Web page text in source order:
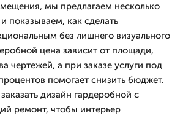
мы предлагаем несколько
показываем, как сделать
без лишнего визуального
цена зависит от площади,
чертежей, а при заказе услуги под
помогает снизить бюджет.
дизайн гардеробной с
ремонт, чтобы интерьер